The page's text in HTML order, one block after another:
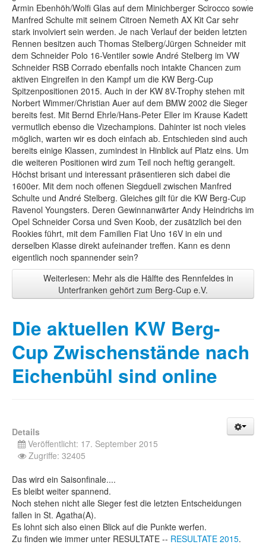
Armin Ebenhöh/Wolfi Glas auf dem Minichberger Scirocco sowie
Manfred Schulte mit seinem Citroen Nemeth AX Kit Car sehr
stark involviert sein werden. Je nach Verlauf der beiden letzten
Rennen besitzen auch Thomas Stelberg/Jürgen Schneider mit
dem Schneider Polo 16-Ventiler sowie André Stelberg im VW
Schneider RSB Corrado ebenfalls noch intakte Chancen zum
aktiven Eingreifen in den Kampf um die KW Berg-Cup
Spitzenpositionen 2015. Auch in der KW 8V-Trophy stehen mit
Norbert Wimmer/Christian Auer auf dem BMW 2002 die Sieger
bereits fest. Mit Bernd Ehrle/Hans-Peter Eller im Krause Kadett
vermutlich ebenso die Vizechampions. Dahinter ist noch vieles
möglich, warten wir es doch einfach ab. Entschieden sind auch
bereits einige Klassen, zumindest in Hinblick auf Platz eins. Um
die weiteren Positionen wird zum Teil noch heftig gerangelt.
Höchst brisant und interessant präsentieren sich dabei die
1600er. Mit dem noch offenen Siegduell zwischen Manfred
Schulte und André Stelberg. Gleiches gilt für die KW Berg-Cup
Ravenol Youngsters. Deren Gewinnanwärter Andy Heindrichs im
Opel Schneider Corsa und Sven Koob, der zusätzlich bei den
Rookies führt, mit dem Familien Fiat Uno 16V in ein und
derselben Klasse direkt aufeinander treffen. Kann es denn
eigentlich noch spannender sein?
Weiterlesen: Mehr als die Hälfte des Rennfeldes in
Unterfranken gehört zum Berg-Cup e.V.
Die aktuellen KW Berg-
Cup Zwischenstände nach
Eichenbühl sind online
Details
Veröffentlicht: 17. September 2015
Zugriffe: 32405
Das wird ein Saisonfinale....
Es bleibt weiter spannend.
Noch stehen nicht alle Sieger fest die letzten Entscheidungen
fallen in St. Agatha(A).
Es lohnt sich also einen Blick auf die Punkte werfen.
Zu finden wie immer unter RESULTATE -- RESULTATE 2015.